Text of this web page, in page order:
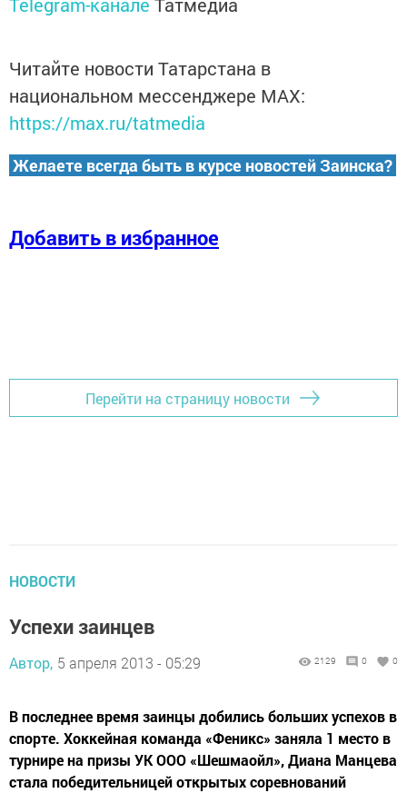
Telegram-канале Татмедиа
Читайте новости Татарстана в
национальном мессенджере MАХ:
https://max.ru/tatmedia
Желаете всегда быть в курсе новостей Заинска?
Добавить в избранное
Перейти на страницу новости
НОВОСТИ
Успехи заинцев
Автор, 5 апреля 2013 - 05:29 2129 0 0
В последнее время заинцы добились больших успехов в
спорте. Хоккейная команда «Феникс» заняла 1 место в
турнире на призы УК ООО «Шешмаойл», Диана Манцева
стала победительницей открытых соревнований